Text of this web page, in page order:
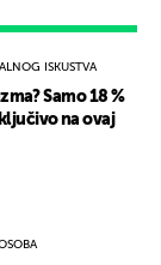
ISKUSTVA
Samo 18 %
na ovaj